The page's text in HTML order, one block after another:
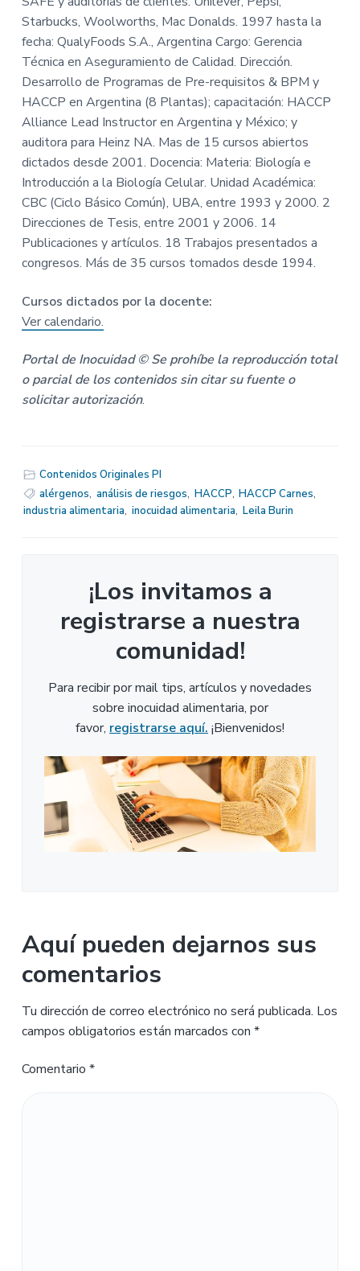
Starbucks, Woolworths, Mac Donalds. 1997 hasta la
fecha: QualyFoods S.A., Argentina Cargo: Gerencia
Técnica en Aseguramiento de Calidad. Dirección.
Desarrollo de Programas de Pre-requisitos & BPM y
HACCP en Argentina (8 Plantas); capacitación: HACCP
Alliance Lead Instructor en Argentina y México; y
auditora para Heinz NA. Mas de 15 cursos abiertos
dictados desde 2001. Docencia: Materia: Biología e
Introducción a la Biología Celular. Unidad Académica:
CBC (Ciclo Básico Común), UBA, entre 1993 y 2000. 2
Direcciones de Tesis, entre 2001 y 2006. 14
Publicaciones y artículos. 18 Trabajos presentados a
congresos. Más de 35 cursos tomados desde 1994.
Cursos dictados por la docente:
Ver calendario.
Portal de Inocuidad © Se prohíbe la reproducción total
o parcial de los contenidos sin citar su fuente o
solicitar autorización.
Contenidos Originales PI
alérgenos, análisis de riesgos, HACCP, HACCP Carnes,
industria alimentaria, inocuidad alimentaria, Leila Burin
¡Los invitamos a
registrarse a nuestra
comunidad!
Para recibir por mail tips, artículos y novedades
sobre inocuidad alimentaria, por
favor, registrarse aquí. ¡Bienvenidos!
Aquí pueden dejarnos sus
comentarios
Tu dirección de correo electrónico no será publicada. Los
campos obligatorios están marcados con *
Comentario *